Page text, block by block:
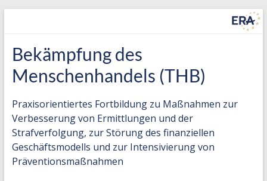
Countering
Trafficking
in
Human
Beings
(THB)
Bekämpfung des
Menschenhandels (THB)
Praxisorientiertes Fortbildung zu Maßnahmen zur
Verbesserung von Ermittlungen und der
Strafverfolgung, zur Störung des finanziellen
Geschäftsmodells und zur Intensivierung von
Präventionsmaßnahmen